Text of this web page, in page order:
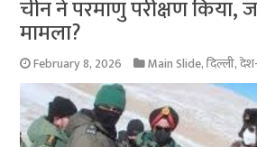
चीन ने परमाणु परीक्षण किया,
मामला?
February 8, 2026 Main Slide,दिल्ली,